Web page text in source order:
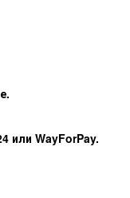
или WayForPay.